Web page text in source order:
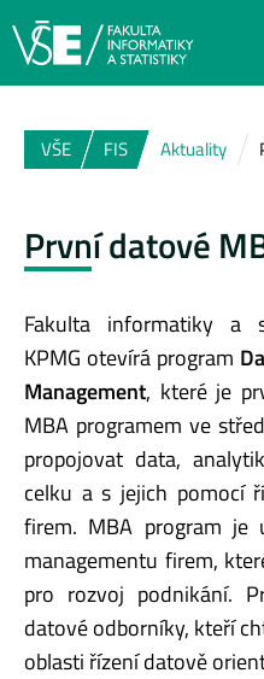
VŠE FIS Aktuality
První datové
Fakulta informatiky a
KPMG otevírá program
Management, které je
MBA programem ve
propojovat data,
celku a s jejich pomocí
firem. MBA program je
managementu firem,
pro rozvoj podnikání.
datové odborníky, kteří
oblasti řízení datově